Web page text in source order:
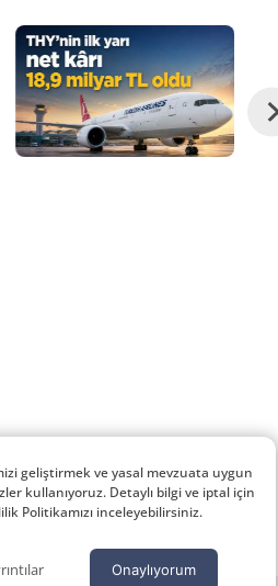
geliştirmek ve yasal mevzuata uygun
kullanıyoruz. Detaylı bilgi ve iptal için
Politikamızı inceleyebilirsiniz.
Onaylıyorum